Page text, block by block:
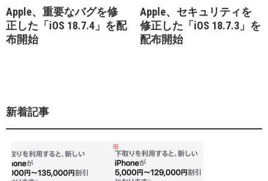
Apple、重要なバグを修
正した「iOS 18.7.4」を配
布開始
Apple、セキュリティを
修正した「iOS 18.7.3」を
配布開始
新着記事